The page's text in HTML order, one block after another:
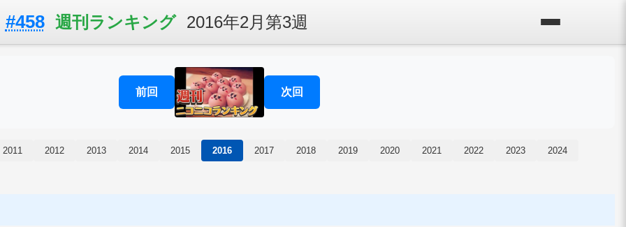
#458 週刊ランキング 2016年2月第3週
前回 次回
2011 2012 2013 2014 2015 2016 2017 2018 2019 2020 2021 2022 2023 2024